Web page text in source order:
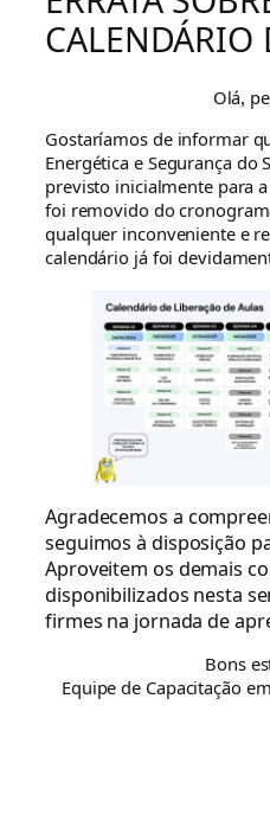
CALENDÁRIO
Olá,
Gostaríamos de informar
Energética e Segurança do
previsto inicialmente para
foi removido do
qualquer inconveniente e
calendário já foi
Agradecemos a
seguimos à disposição
Aproveitem os demais
disponibilizados nesta
firmes na jornada de
Bons
Equipe de Capacitação